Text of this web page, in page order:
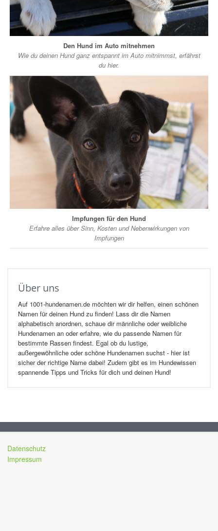
Den Hund im Auto mitnehmen
Wie du deinen Hund ganz entspannt im Auto mitnimmst, erfährst
du hier.
Impfungen für den Hund
Erfahre alles über Sinn, Kosten und Nebenwirkungen von
Impfungen
Über uns
Auf 1001-hundenamen.de möchten wir dir helfen, einen schönen
Namen für deinen Hund zu finden! Lass dir die Namen
alphabetisch anordnen, schaue dir männliche oder weibliche
Hundenamen an oder erfahre, wie du passende Namen für
bestimmte Rassen findest. Egal ob du lustige,
außergewöhnliche oder schöne Hundenamen suchst - hier ist
sicher der richtige Name dabei! Zudem gibt es im Hundewissen
spannende Tipps und Tricks für dich und deinen Hund!
Datenschutz
Impressum